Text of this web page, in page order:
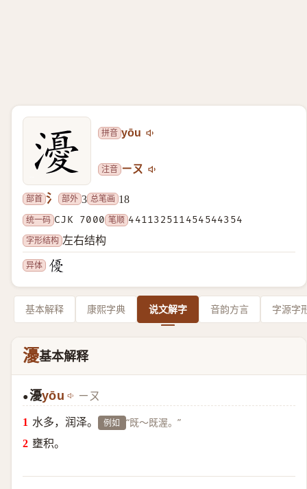
拼音 yōu
注音 ㄧㄡ
部首 氵 部外 3 总笔画 18
统一码 CJK 7000 笔顺 441132511454544354
字形结构 左右结构
异体
基本解释 康熙字典 说文解字 音韵方言 字源字
瀀基本解释
●瀀yōu ㄧㄡ
水多，润泽。 例如 “既～既渥。”
壅积。